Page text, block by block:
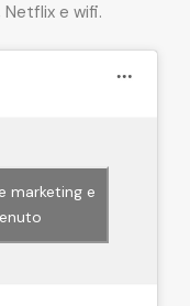
Netflix e wifi.
marketing e